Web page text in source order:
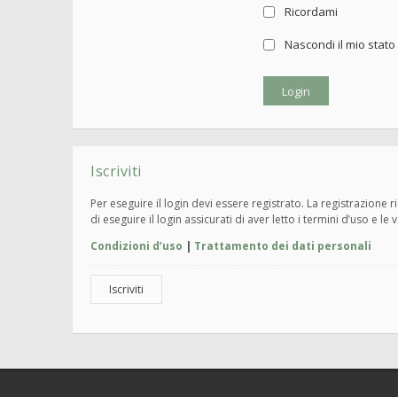
Ricordami
Nascondi il mio
Iscriviti
Per eseguire il login devi essere registrato. La registrazione
di eseguire il login assicurati di aver letto i termini d’uso e le
Condizioni d’uso | Trattamento dei dati personali
Iscriviti